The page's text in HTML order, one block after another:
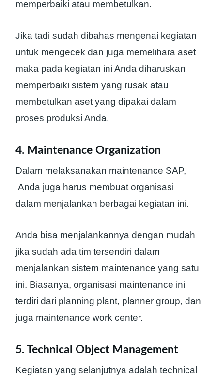
memperbaiki atau membetulkan.
Jika tadi sudah dibahas mengenai kegiatan
untuk mengecek dan juga memelihara aset
maka pada kegiatan ini Anda diharuskan
memperbaiki sistem yang rusak atau
membetulkan aset yang dipakai dalam
proses produksi Anda.
4. Maintenance Organization
Dalam melaksanakan maintenance SAP,
Anda juga harus membuat organisasi
dalam menjalankan berbagai kegiatan ini.
Anda bisa menjalankannya dengan mudah
jika sudah ada tim tersendiri dalam
menjalankan sistem maintenance yang satu
ini. Biasanya, organisasi maintenance ini
terdiri dari planning plant, planner group, dan
juga maintenance work center.
5. Technical Object Management
Kegiatan yang selanjutnya adalah technical